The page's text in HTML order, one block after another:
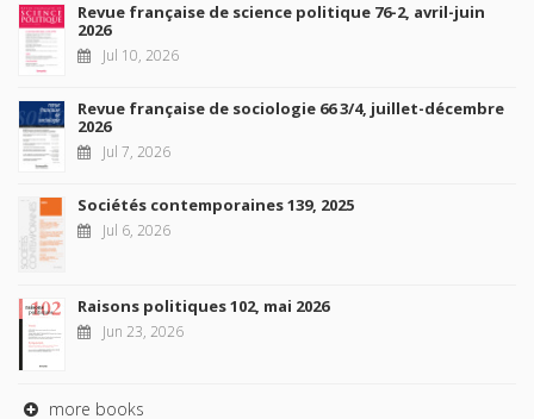
Revue française de science politique 76-2, avril-juin
2026
Jul 10, 2026
Revue française de sociologie 66 3/4, juillet-décembre
2026
Jul 7, 2026
Sociétés contemporaines 139, 2025
Jul 6, 2026
Raisons politiques 102, mai 2026
Jun 23, 2026
more books